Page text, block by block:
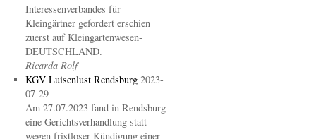
Interessenverbandes für
Kleingärtner gefordert erschien
zuerst auf Kleingartenwesen-
DEUTSCHLAND.
Ricarda Rolf
KGV Luisenlust Rendsburg 2023-
07-29
Am 27.07.2023 fand in Rendsburg
eine Gerichtsverhandlung statt
wegen fristloser Kündigung einer